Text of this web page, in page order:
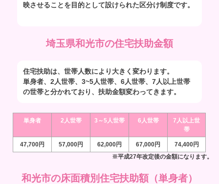
映させることを目的として設けられた区分け制度です。
埼玉県和光市の住宅扶助金額
住宅扶助は、世帯人数により大きく変わります。
単身者、2人世帯、3~5人世帯、6人世帯、7人以上世帯
の世帯と分かれており、扶助金額変わってきます。
単身者 2人世帯 3～5人世帯 6人世帯
7人以上世
帯
47,700円 57,000円 62,000円 67,000円
74,400円
※平成27年改定後の金額になります。
和光市の床面積別住宅扶助額（単身者）